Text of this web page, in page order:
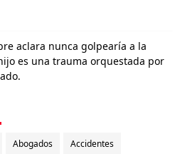
aclara nunca golpearía a la
es una trauma orquestada por
Abogados Accidentes